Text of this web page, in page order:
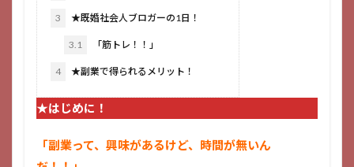
3 ★既婚社会人ブロガーの1日！
3.1 「筋トレ！！」
4 ★副業で得られるメリット！
★はじめに！
「副業って、興味があるけど、時間が無いん